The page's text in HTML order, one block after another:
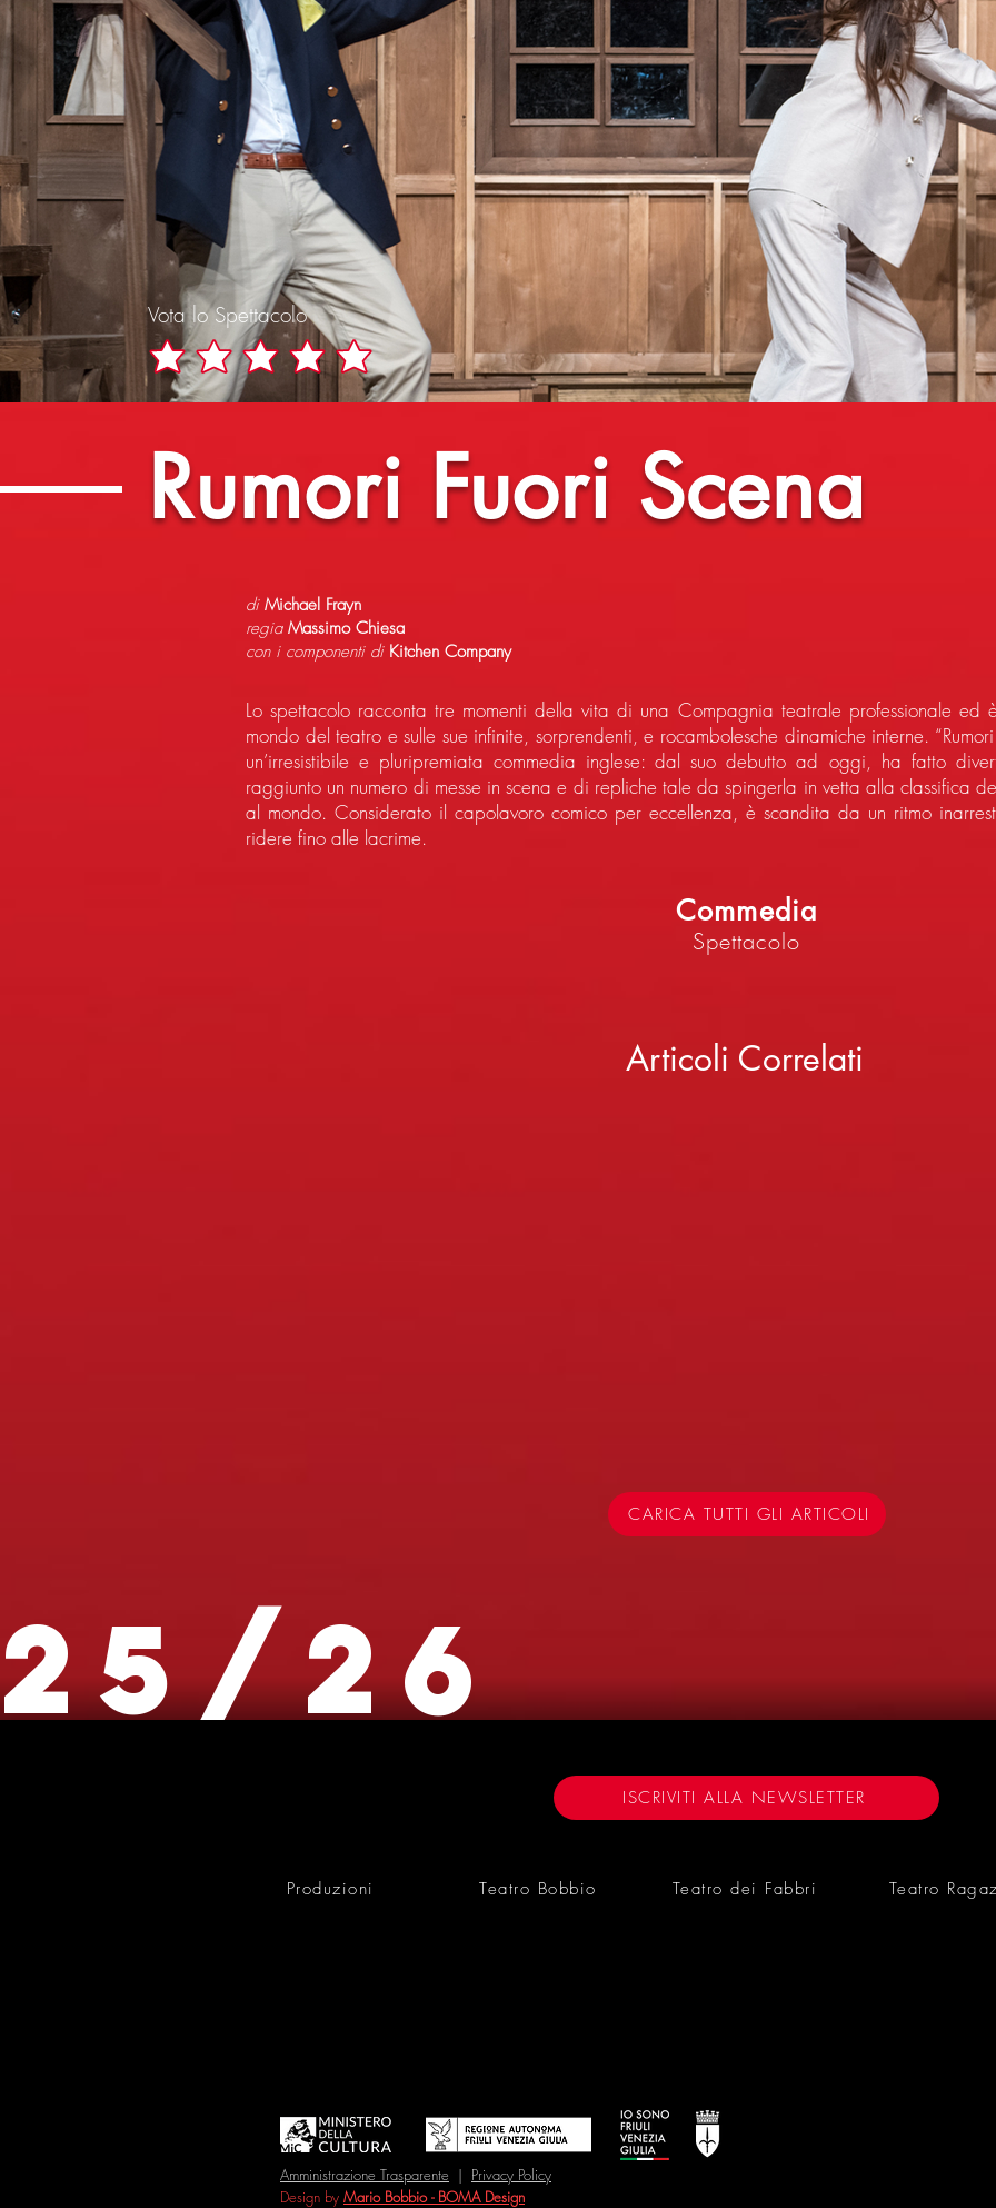
Vota lo Spettacolo
Rumori Fuori Scena
di Michael Frayn
regia Massimo Chiesa
con i componenti di Kitchen Company
Lo spettacolo racconta tre momenti della vita di una Compagnia teatrale professionale ed è
mondo del teatro e sulle sue infinite, sorprendenti, e rocambolesche dinamiche interne.
un’irresistibile e pluripremiata commedia inglese: dal suo debutto ad oggi, ha fatto
raggiunto un numero di messe in scena e di repliche tale da spingerla in vetta alla classifica
al mondo. Considerato il capolavoro comico per eccellenza, è scandita da un ritmo
ridere fino alle lacrime.
Commedia
Spettacolo
Articoli Correlati
CARICA TUTTI GLI ARTICOLI
25/26
ISCRIVITI ALLA NEWSLETTER
Produzioni Teatro Bobbio Teatro dei Fabbri Teatro
Amministrazione Trasparente | Privacy Policy
Design by Mario Bobbio - BOMA Design